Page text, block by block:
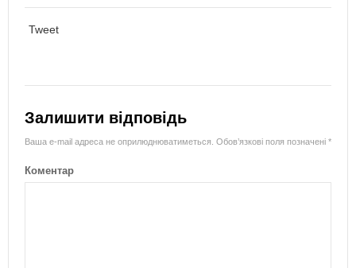
Tweet
Залишити відповідь
Ваша e-mail адреса не оприлюднюватиметься. Обов’язкові поля позначені *
Коментар